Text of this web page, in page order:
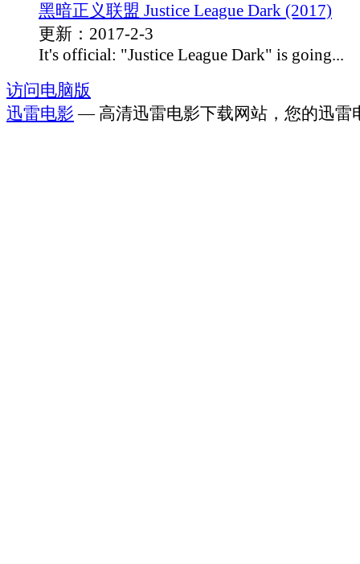
黑暗正义联盟 Justice League Dark (2017)
更新：2017-2-3
It's official: "Justice League Dark" is going...
访问电脑版
迅雷电影 — 高清迅雷电影下载网站，您的迅雷